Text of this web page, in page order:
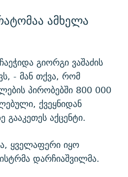
ამხელა
გიორგი ვაშაძის
- მან თქვა, რომ
პირობებში 800 000
ქვეყნიდან
აქცენტი.
ყველაფერი იყო
დარჩიაშვილმა.